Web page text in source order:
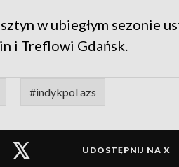
w ubiegłym sezonie
i Treflowi Gdańsk.
#indykpol azs
UDOSTĘPNIJ NA X